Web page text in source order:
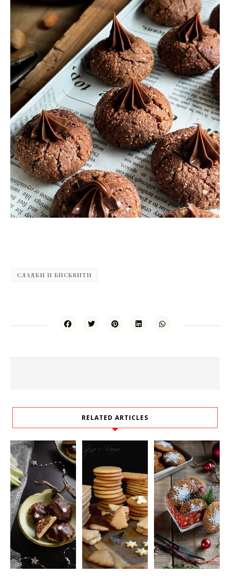
СЛАДКИ И БИСКВИТИ
RELATED ARTICLES